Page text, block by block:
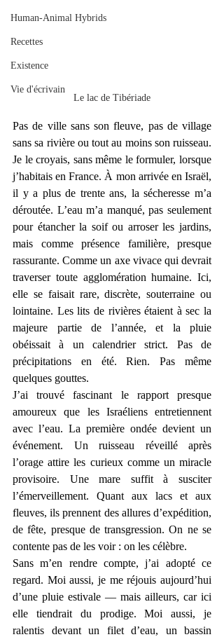
Human-Animal Hybrids
Recettes
Existence
Vie d'écrivain
Le lac de Tibériade
Pas de ville sans son fleuve, pas de village
sans sa rivière ou tout au moins son ruisseau.
Je le croyais, sans même le formuler, lorsque
j’habitais en France. À mon arrivée en Israël,
il y a plus de trente ans, la sécheresse m’a
déroutée. L’eau m’a manqué, pas seulement
pour étancher la soif ou arroser les jardins,
mais comme présence familière, presque
rassurante. Comme un axe vivace qui devrait
traverser toute agglomération humaine. Ici,
elle se faisait rare, discrète, souterraine ou
lointaine. Les lits de rivières étaient à sec la
majeure partie de l’année, et la pluie
obéissait à un calendrier strict. Pas de
précipitations en été. Rien. Pas même
quelques gouttes.
J’ai trouvé fascinant le rapport presque
amoureux que les Israéliens entretiennent
avec l’eau. La première ondée devient un
événement. Un ruisseau réveillé après
l’orage attire les curieux comme un miracle
provisoire. Une mare suffit à susciter
l’émerveillement. Quant aux lacs et aux
fleuves, ils prennent des allures d’expédition,
de fête, presque de transgression. On ne se
contente pas de les voir : on les célèbre.
Sans m’en rendre compte, j’ai adopté ce
regard. Moi aussi, je me réjouis aujourd’hui
d’une pluie estivale — mais ailleurs, car ici
elle tiendrait du prodige. Moi aussi, je
ralentis devant un filet d’eau, un bassin